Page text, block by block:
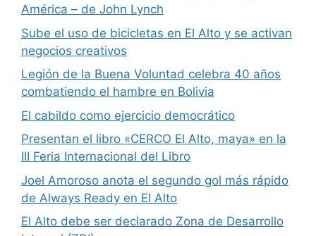
América – de John Lynch
Sube el uso de bicicletas en El Alto y se activan
negocios creativos
Legión de la Buena Voluntad celebra 40 años
combatiendo el hambre en Bolivia
El cabildo como ejercicio democrático
Presentan el libro «CERCO El Alto, maya» en la
III Feria Internacional del Libro
Joel Amoroso anota el segundo gol más rápido
de Always Ready en El Alto
El Alto debe ser declarado Zona de Desarrollo